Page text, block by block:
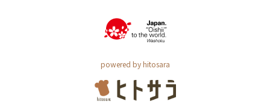
powered by hitosara